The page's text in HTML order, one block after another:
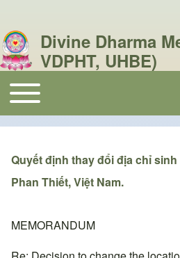
Divine Dharma
VDPHT, UHBE)
Main navigation
Toggle main menu
Quyết định thay đổi địa chỉ
Phan Thiết, Việt Nam.
MEMORANDUM